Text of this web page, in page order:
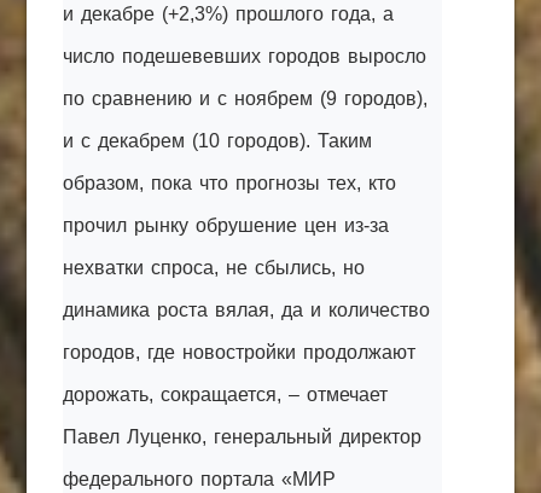
и декабре (+2,3%) прошлого года, а
число подешевевших городов выросло
по сравнению и с ноябрем (9 городов),
и с декабрем (10 городов). Таким
образом, пока что прогнозы тех, кто
прочил рынку обрушение цен из-за
нехватки спроса, не сбылись, но
динамика роста вялая, да и количество
городов, где новостройки продолжают
дорожать, сокращается, – отмечает
Павел Луценко, генеральный директор
федерального портала «МИР